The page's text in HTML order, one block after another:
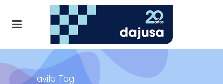
avila Tag